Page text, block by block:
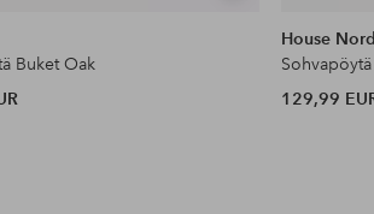
Buket Oak
House
129,99